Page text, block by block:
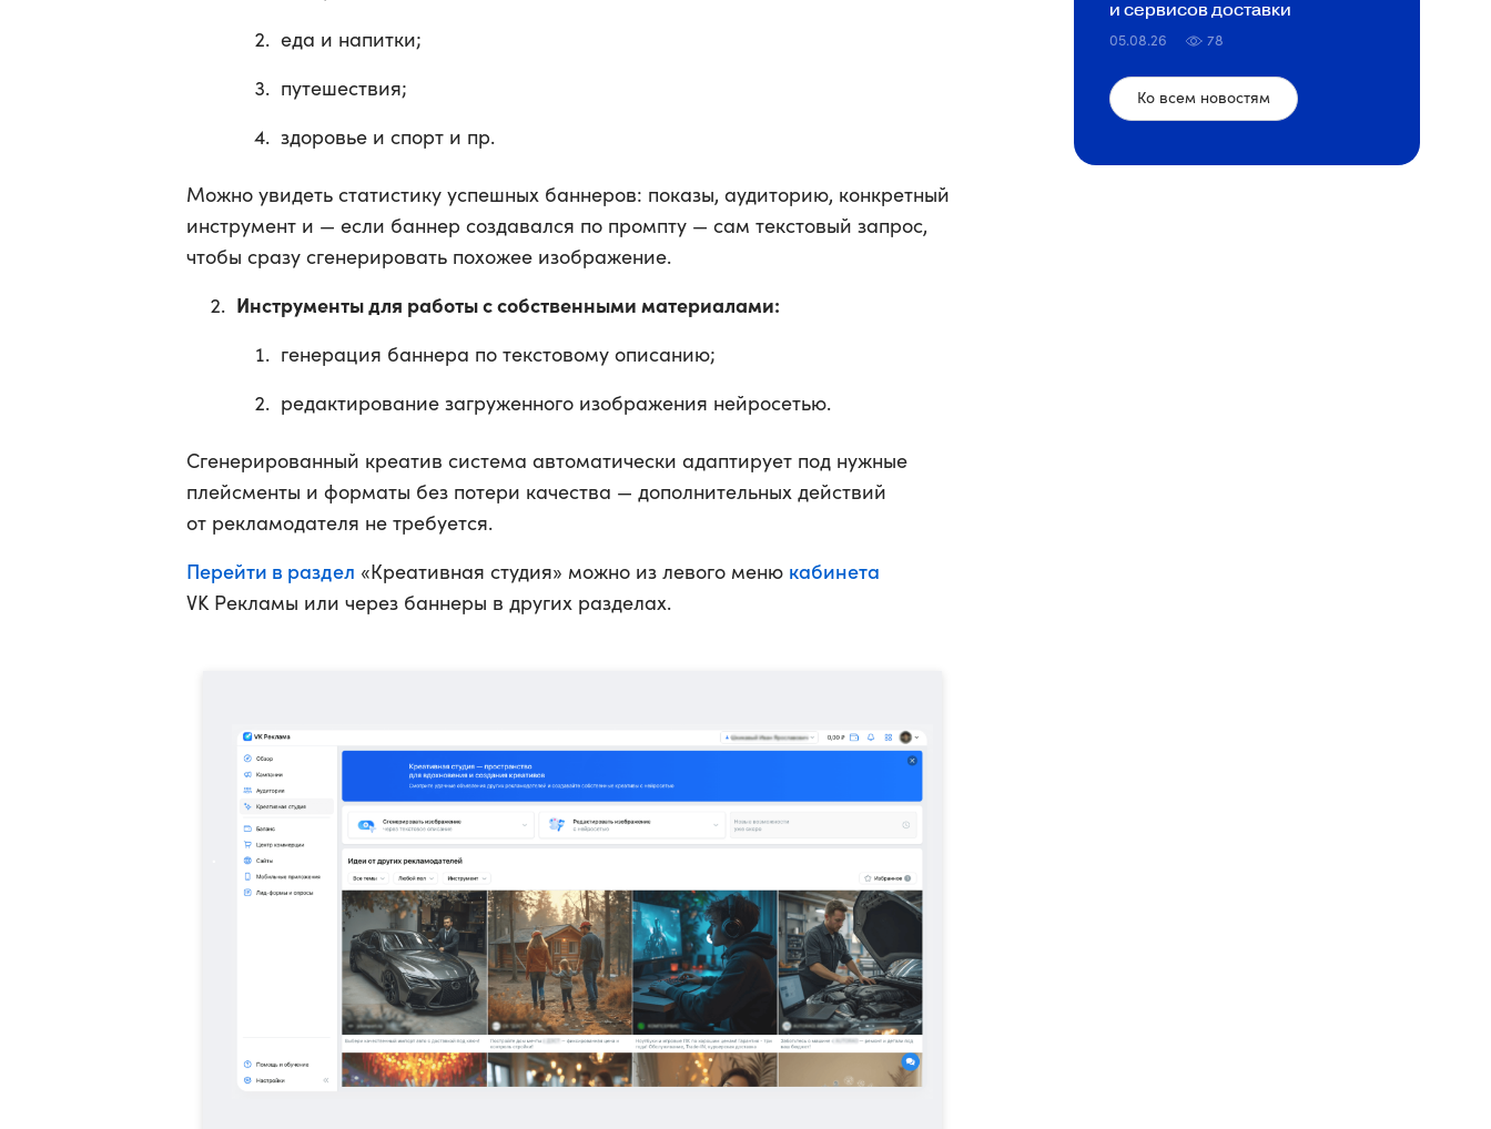
еда и напитки;
путешествия;
здоровье и спорт и пр.
Можно увидеть статистику успешных баннеров: показы, аудиторию, конкретный
инструмент и — если баннер создавался по промпту — сам текстовый запрос,
чтобы сразу сгенерировать похожее изображение.
Инструменты для работы с собственными материалами:
генерация баннера по текстовому описанию;
редактирование загруженного изображения нейросетью.
Сгенерированный креатив система автоматически адаптирует под нужные
плейсменты и форматы без потери качества — дополнительных действий
от рекламодателя не требуется.
Перейти в раздел «Креативная студия» можно из левого меню кабинета
VK Рекламы или через баннеры в других разделах.
и сервисов доставки
05.08.26 78
Ко всем новостям